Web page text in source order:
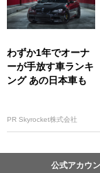
わずか1年でオーナ
ーが手放す車ランキ
ング あの日本車も
PR Skyrocket株式会社
公式アカウ